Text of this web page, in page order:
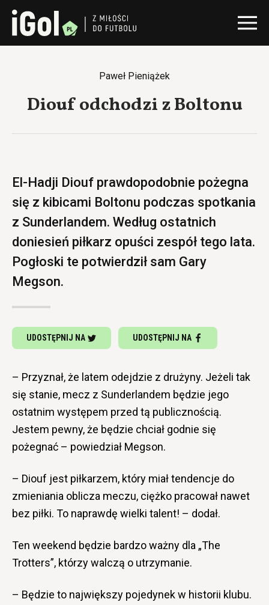
Paweł Pieniążek
Diouf odchodzi z Boltonu
El-Hadji Diouf prawdopodobnie pożegna
się z kibicami Boltonu podczas spotkania
z Sunderlandem. Według ostatnich
doniesień piłkarz opuści zespół tego lata.
Pogłoski te potwierdził sam Gary
Megson.
UDOSTĘPNIJ NA UDOSTĘPNIJ NA
– Przyznał, że latem odejdzie z drużyny. Jeżeli tak
się stanie, mecz z Sunderlandem będzie jego
ostatnim występem przed tą publicznością.
Jestem pewny, że będzie chciał godnie się
pożegnać – powiedział Megson.
– Diouf jest piłkarzem, który miał tendencje do
zmieniania oblicza meczu, ciężko pracował nawet
bez piłki. To naprawdę wielki talent! – dodał.
Ten weekend będzie bardzo ważny dla „The
Trotters”, którzy walczą o utrzymanie.
– Będzie to największy pojedynek w historii klubu.